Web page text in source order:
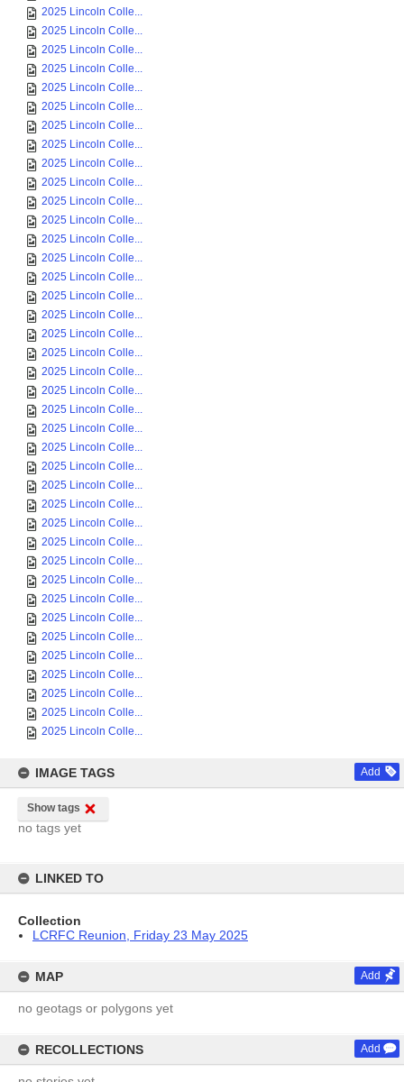
2025 Lincoln Colle...
2025 Lincoln Colle...
2025 Lincoln Colle...
2025 Lincoln Colle...
2025 Lincoln Colle...
2025 Lincoln Colle...
2025 Lincoln Colle...
2025 Lincoln Colle...
2025 Lincoln Colle...
2025 Lincoln Colle...
2025 Lincoln Colle...
2025 Lincoln Colle...
2025 Lincoln Colle...
2025 Lincoln Colle...
2025 Lincoln Colle...
2025 Lincoln Colle...
2025 Lincoln Colle...
2025 Lincoln Colle...
2025 Lincoln Colle...
2025 Lincoln Colle...
2025 Lincoln Colle...
2025 Lincoln Colle...
2025 Lincoln Colle...
2025 Lincoln Colle...
2025 Lincoln Colle...
2025 Lincoln Colle...
2025 Lincoln Colle...
2025 Lincoln Colle...
2025 Lincoln Colle...
2025 Lincoln Colle...
2025 Lincoln Colle...
2025 Lincoln Colle...
2025 Lincoln Colle...
2025 Lincoln Colle...
2025 Lincoln Colle...
2025 Lincoln Colle...
2025 Lincoln Colle...
2025 Lincoln Colle...
2025 Lincoln Colle...
IMAGE TAGS Add
Show tags
no tags yet
LINKED TO
Collection
LCRFC Reunion, Friday 23 May 2025
MAP Add
no geotags or polygons yet
RECOLLECTIONS Add